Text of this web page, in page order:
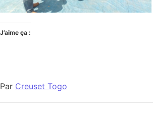
J’aime ça :
Par Creuset Togo